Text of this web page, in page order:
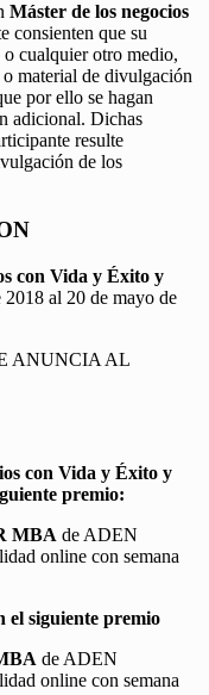
Máster de los negocios
consienten que su
cualquier otro medio,
o material de divulgación
por ello se hagan
adicional. Dichas
resulte
de los
con Vida y Éxito y
2018 al 20 de mayo de
ANUNCIA AL
con Vida y Éxito y
premio:
MBA de ADEN
online con semana
el siguiente premio
de ADEN
online con semana